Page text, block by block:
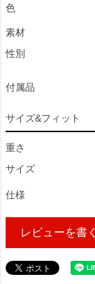
色
素材
性別
付属品
サイズ&フィット
重さ
サイズ
仕様
レビューを書く